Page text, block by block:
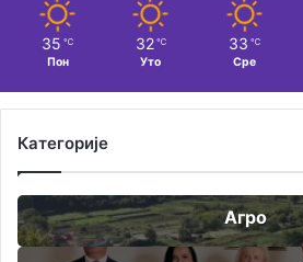
35 ℃
Пон
32 ℃
Уто
33 ℃
Сре
Категорије
Агро